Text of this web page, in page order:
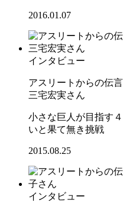
2016.01.07
インタビュー
アスリートからの伝
三宅宏実さん
小さな巨人が目指す
いと果て無き挑戦
2015.08.25
インタビュー